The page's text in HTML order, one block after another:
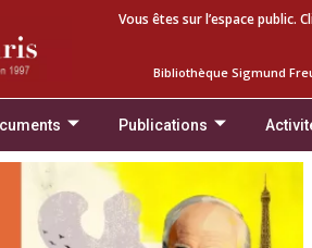
Vous êtes sur l’espace public.
Bibliothèque Sigmund
Publications